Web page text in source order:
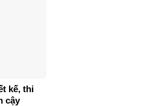
kế, thi
cậy